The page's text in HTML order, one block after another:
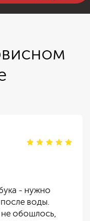
- нужно
воды.
не обошлось,